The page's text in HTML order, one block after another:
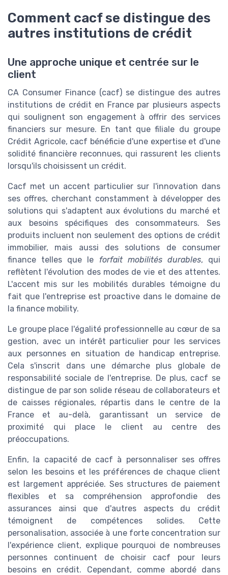
Comment cacf se distingue des
autres institutions de crédit
Une approche unique et centrée sur le
client
CA Consumer Finance (cacf) se distingue des autres
institutions de crédit en France par plusieurs aspects
qui soulignent son engagement à offrir des services
financiers sur mesure. En tant que filiale du groupe
Crédit Agricole, cacf bénéficie d'une expertise et d'une
solidité financière reconnues, qui rassurent les clients
lorsqu'ils choisissent un crédit.
Cacf met un accent particulier sur l'innovation dans
ses offres, cherchant constamment à développer des
solutions qui s'adaptent aux évolutions du marché et
aux besoins spécifiques des consommateurs. Ses
produits incluent non seulement des options de crédit
immobilier, mais aussi des solutions de consumer
finance telles que le forfait mobilités durables, qui
reflètent l'évolution des modes de vie et des attentes.
L'accent mis sur les mobilités durables témoigne du
fait que l'entreprise est proactive dans le domaine de
la finance mobility.
Le groupe place l'égalité professionnelle au cœur de sa
gestion, avec un intérêt particulier pour les services
aux personnes en situation de handicap entreprise.
Cela s'inscrit dans une démarche plus globale de
responsabilité sociale de l'entreprise. De plus, cacf se
distingue de par son solide réseau de collaborateurs et
de caisses régionales, répartis dans le centre de la
France et au-delà, garantissant un service de
proximité qui place le client au centre des
préoccupations.
Enfin, la capacité de cacf à personnaliser ses offres
selon les besoins et les préférences de chaque client
est largement appréciée. Ses structures de paiement
flexibles et sa compréhension approfondie des
assurances ainsi que d'autres aspects du crédit
témoignent de compétences solides. Cette
personalisation, associée à une forte concentration sur
l'expérience client, explique pourquoi de nombreuses
personnes continuent de choisir cacf pour leurs
besoins en crédit. Cependant, comme abordé dans